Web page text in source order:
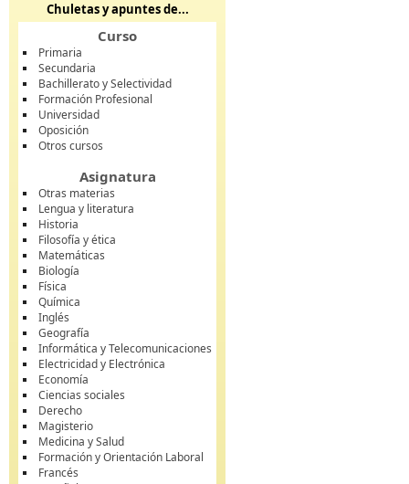
Chuletas y apuntes de...
Curso
Primaria
Secundaria
Bachillerato y Selectividad
Formación Profesional
Universidad
Oposición
Otros cursos
Asignatura
Otras materias
Lengua y literatura
Historia
Filosofía y ética
Matemáticas
Biología
Física
Química
Inglés
Geografía
Informática y Telecomunicaciones
Electricidad y Electrónica
Economía
Ciencias sociales
Derecho
Magisterio
Medicina y Salud
Formación y Orientación Laboral
Francés